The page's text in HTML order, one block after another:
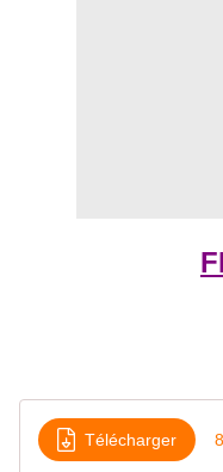
Télécharger